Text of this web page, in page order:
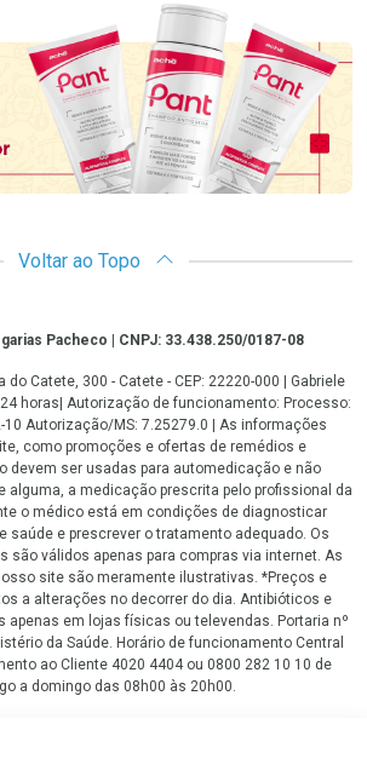
Destaque
Voltar ao Topo
Pacheco | CNPJ: 33.438.250/0187-08
do Catete, 300 - Catete - CEP: 22220-000 | Gabriele
24 horas| Autorização de funcionamento: Processo:
Autorização/MS: 7.25279.0 | As informações
como promoções e ofertas de remédios e
devem ser usadas para automedicação e não
alguma, a medicação prescrita pelo profissional da
o médico está em condições de diagnosticar
saúde e prescrever o tratamento adequado. Os
são válidos apenas para compras via internet. As
site são meramente ilustrativas. *Preços e
a alterações no decorrer do dia. Antibióticos e
apenas em lojas físicas ou televendas. Portaria nº
da Saúde. Horário de funcionamento Central
ao Cliente 4020 4404 ou 0800 282 10 10 de
a domingo das 08h00 às 20h00.